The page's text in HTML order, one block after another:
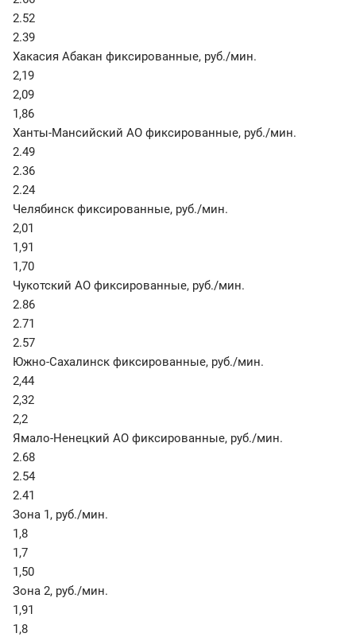
2.52
2.39
Хакасия Абакан фиксированные, руб./мин.
2,19
2,09
1,86
Ханты-Мансийский АО фиксированные, руб./мин.
2.49
2.36
2.24
Челябинск фиксированные, руб./мин.
2,01
1,91
1,70
Чукотский АО фиксированные, руб./мин.
2.86
2.71
2.57
Южно-Сахалинск фиксированные, руб./мин.
2,44
2,32
2,2
Ямало-Ненецкий АО фиксированные, руб./мин.
2.68
2.54
2.41
Зона 1, руб./мин.
1,8
1,7
1,50
Зона 2, руб./мин.
1,91
1,8